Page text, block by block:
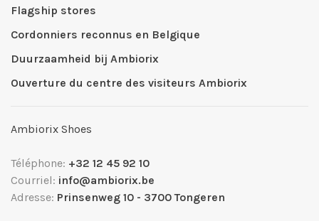
Flagship stores
Cordonniers reconnus en Belgique
Duurzaamheid bij Ambiorix
Ouverture du centre des visiteurs Ambiorix
Ambiorix Shoes
Téléphone: +32 12 45 92 10
Courriel: info@ambiorix.be
Adresse: Prinsenweg 10 - 3700 Tongeren